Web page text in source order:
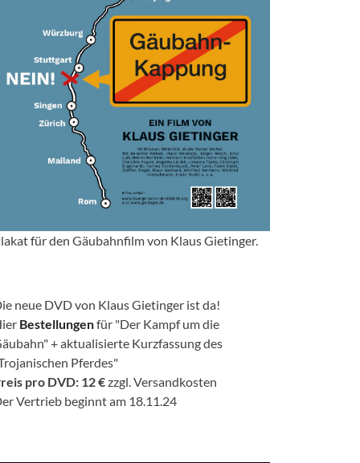
für den Gäubahnfilm von Klaus Gietinger.
neue DVD von Klaus Gietinger ist da!
Bestellungenfür "Der Kampf um die
+ aktualisierte Kurzfassung des
Pferdes"
pro DVD: 12 €zzgl. Versandkosten
Vertrieb beginnt am 18.11.24